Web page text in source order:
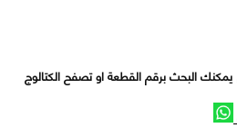
يمكنك البحث برقم القطعة او تصفح الكتالوج